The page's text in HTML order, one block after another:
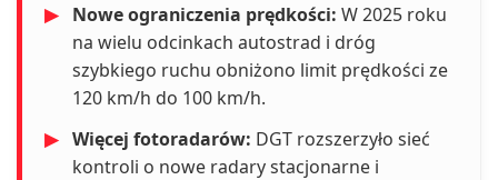
▶
Nowe ograniczenia prędkości: W 2025 roku
na wielu odcinkach autostrad i dróg
szybkiego ruchu obniżono limit prędkości ze
120 km/h do 100 km/h.
▶ Więcej fotoradarów: DGT rozszerzyło sieć
kontroli o nowe radary stacjonarne i